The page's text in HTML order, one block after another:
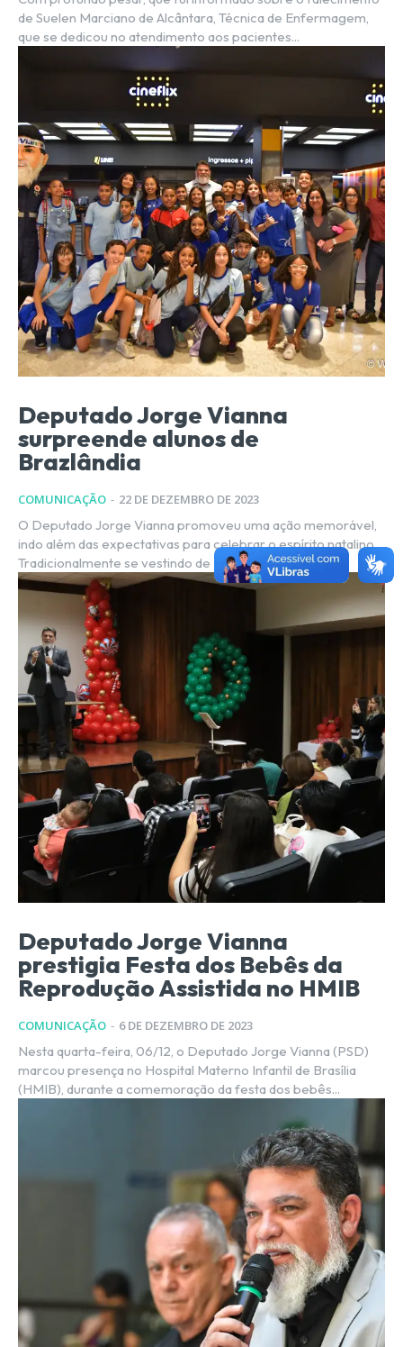
de Suelen Marciano de Alcântara, Técnica de Enfermagem,
que se dedicou no atendimento aos pacientes...
Deputado Jorge Vianna
surpreende alunos de
Brazlândia
COMUNICAÇÃO - 22 DE DEZEMBRO DE 2023
O Deputado Jorge Vianna promoveu uma ação memorável,
indo além das expectativas para celebrar o espírito natalino.
Tradicionalmente se vestindo de Papai Noel e...
Deputado Jorge Vianna
prestigia Festa dos Bebês da
Reprodução Assistida no HMIB
COMUNICAÇÃO - 6 DE DEZEMBRO DE 2023
Nesta quarta-feira, 06/12, o Deputado Jorge Vianna (PSD)
marcou presença no Hospital Materno Infantil de Brasília
(HMIB), durante a comemoração da festa dos bebês...